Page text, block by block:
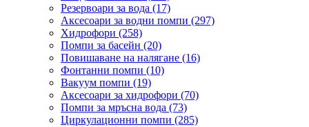
Резервоари за вода (17)
Аксесоари за водни помпи (297)
Хидрофори (258)
Помпи за басейн (20)
Повишаване на налягане (16)
Фонтанни помпи (10)
Вакуум помпи (19)
Аксесоари за хидрофори (70)
Помпи за мръсна вода (73)
Циркулационни помпи (285)